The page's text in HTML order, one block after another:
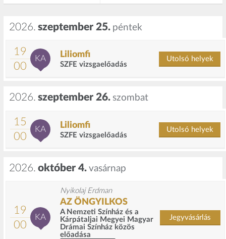
2026. szeptember 25. péntek
19
00
KA Liliomfi
SZFE vizsgaelőadás
Utolsó helyek
2026. szeptember 26. szombat
15
00
KA Liliomfi
SZFE vizsgaelőadás
Utolsó helyek
2026. október 4. vasárnap
19
00
KA
Nyikolaj Erdman
AZ ÖNGYILKOS
A Nemzeti Színház és a
Kárpátaljai Megyei Magyar
Drámai Színház közös
előadása
Jegyvásárlás